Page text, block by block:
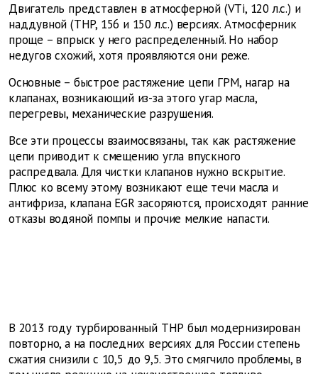
Двигатель представлен в атмосферной (VTi, 120 л.с.) и
наддувной (THP, 156 и 150 л.с.) версиях. Атмосферник
проще – впрыск у него распределенный. Но набор
недугов схожий, хотя проявляются они реже.
Основные – быстрое растяжение цепи ГРМ, нагар на
клапанах, возникающий из-за этого угар масла,
перегревы, механические разрушения.
Все эти процессы взаимосвязаны, так как растяжение
цепи приводит к смещению угла впускного
распредвала. Для чистки клапанов нужно вскрытие.
Плюс ко всему этому возникают еще течи масла и
антифриза, клапана EGR засоряются, происходят ранние
отказы водяной помпы и прочие мелкие напасти.
В 2013 году турбированный ТНР был модернизирован
повторно, а на последних версиях для России степень
сжатия снизили с 10,5 до 9,5. Это смягчило проблемы, в